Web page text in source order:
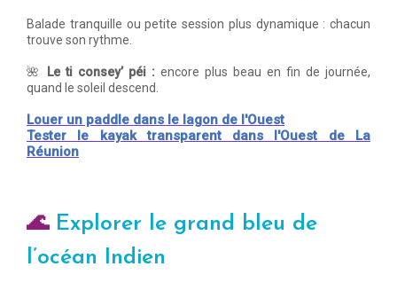
Balade tranquille ou petite session plus dynamique : chacun
trouve son rythme.
🌺 Le ti consey’ péi : encore plus beau en fin de journée,
quand le soleil descend.
Louer un paddle dans le lagon de l'Ouest
Tester le kayak transparent dans l'Ouest de La
Réunion
🌊 Explorer le grand bleu de
l’océan Indien